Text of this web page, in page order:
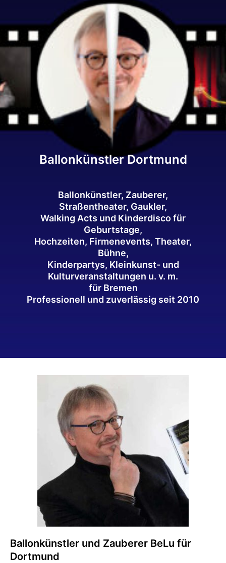
Ballonkünstler Dortmund
Ballonkünstler, Zauberer,
Straßentheater, Gaukler,
Walking Acts und Kinderdisco für
Geburtstage,
Hochzeiten, Firmenevents, Theater,
Bühne,
Kinderpartys, Kleinkunst- und
Kulturveranstaltungen u. v. m.
für Bremen
Professionell und zuverlässig seit 2010
Ballonkünstler und Zauberer BeLu für
Dortmund